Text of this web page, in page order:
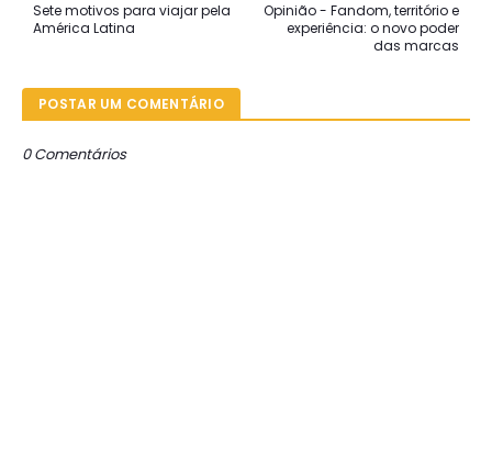
Opinião - Fandom, território e
experiência: o novo poder
das marcas
Sete motivos para viajar pela
América Latina
POSTAR UM COMENTÁRIO
0 Comentários